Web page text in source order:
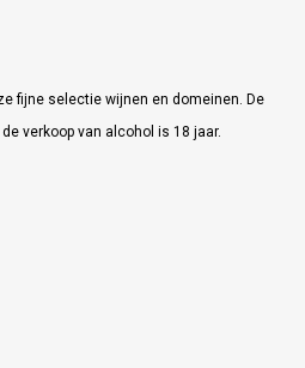
fijne selectie wijnen en domeinen. De
verkoop van alcohol is 18 jaar.